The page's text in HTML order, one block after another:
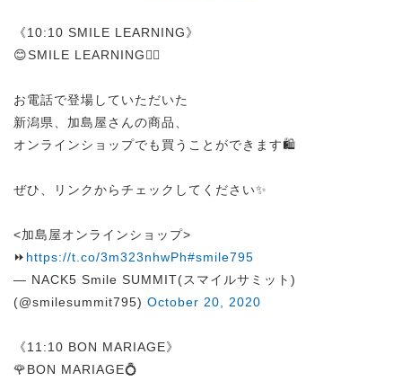
《10:10 SMILE LEARNING》
😊SMILE LEARNING✍🏻
お電話で登場していただいた
新潟県、加島屋さんの商品、
オンラインショップでも買うことができます🛍
ぜひ、リンクからチェックしてください✨
<加島屋オンラインショップ>
⏩ https://t.co/3m323nhwPh#smile795
— NACK5 Smile SUMMIT(スマイルサミット)
(@smilesummit795) October 20, 2020
《11:10 BON MARIAGE》
🌹BON MARIAGE💍